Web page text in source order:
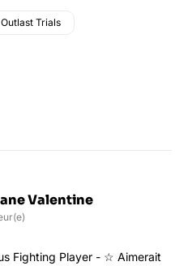
Trials
Valentine
Fighting Player - ☆ Aimerait